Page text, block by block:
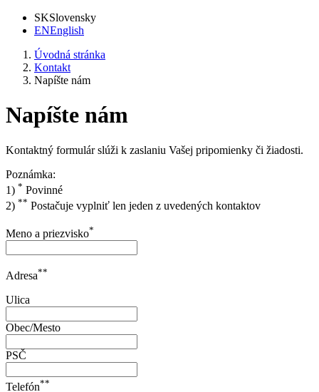
SKSlovensky
ENEnglish
Úvodná stránka
Kontakt
Napíšte nám
Napíšte nám
Kontaktný formulár slúži k zaslaniu Vašej pripomienky či žiadosti.
Poznámka:
1) * Povinné
2) ** Postačuje vyplniť len jeden z uvedených kontaktov
Meno a priezvisko*
Adresa**
Ulica
Obec/Mesto
PSČ
Telefón**